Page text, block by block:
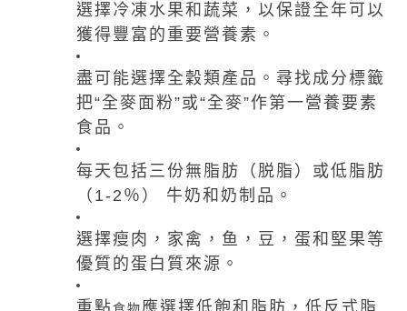
選擇冷凍水果和蔬菜，以保證全年可以
獲得豐富的重要營養素。
盡可能選擇全穀類產品。尋找成分標籤
把“全麥面粉”或“全麥”作第一營養要素
食品。
每天包括三份無脂肪（脱脂）或低脂肪
（1-2％） 牛奶和奶制品。
選擇瘦肉，家禽，鱼，豆，蛋和堅果等
優質的蛋白質來源。
重點
應選擇低飽和脂肪，低反式脂